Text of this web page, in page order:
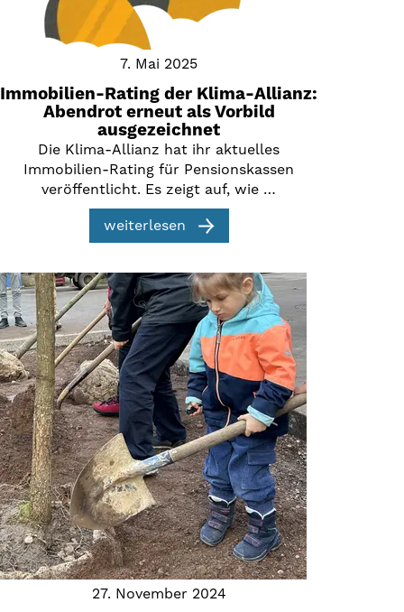
7. Mai 2025
Immobilien-Rating der Klima-Allianz:
Abendrot erneut als Vorbild
ausgezeichnet
Die Klima-Allianz hat ihr aktuelles
Immobilien-Rating für Pensionskassen
veröffentlicht. Es zeigt auf, wie …
weiterlesen
27. November 2024